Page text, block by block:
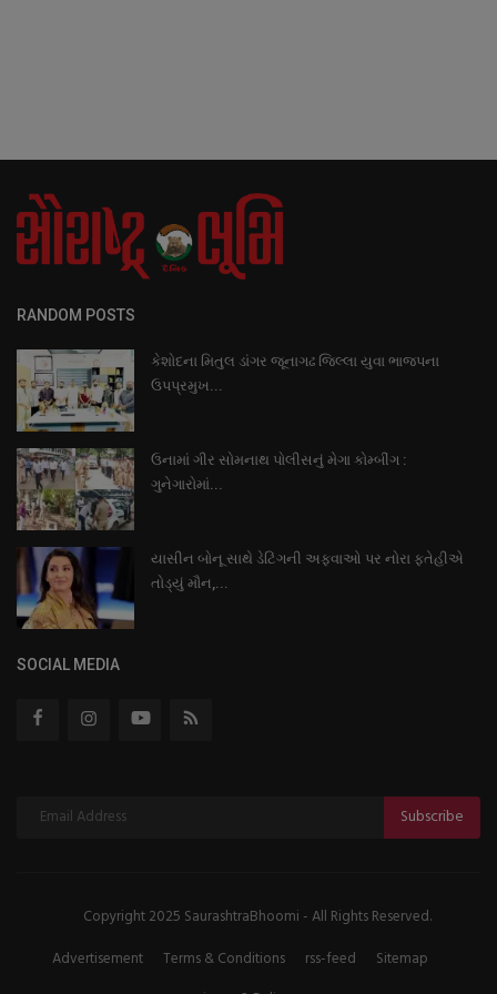
RANDOM POSTS
કેશોદના મિતુલ ડાંગર જૂનાગઢ જિલ્લા યુવા ભાજપના
ઉપપ્રમુખ...
ઉનામાં ગીર સોમનાથ પોલીસનું મેગા કોમ્બીંગ :
ગુનેગારોમાં...
યાસીન બોનૂ સાથે ડેટિંગની અફવાઓ પર નોરા ફતેહીએ
તોડ્યું મૌન,...
SOCIAL MEDIA
Subscribe
Copyright 2025 SaurashtraBhoomi - All Rights Reserved.
Advertisement
Terms & Conditions rss-feed
Sitemap